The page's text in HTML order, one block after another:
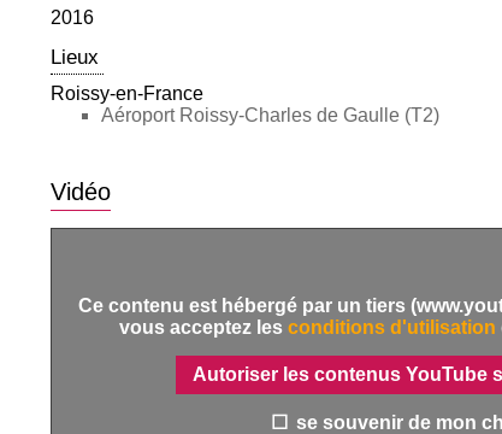
2016
Lieux
Roissy-en-France
Aéroport Roissy-Charles de Gaulle (T2)
Vidéo
Ce contenu est hébergé par un tiers
vous acceptez les conditions d'utilisation
Autoriser les contenus YouTube
se souvenir de mon